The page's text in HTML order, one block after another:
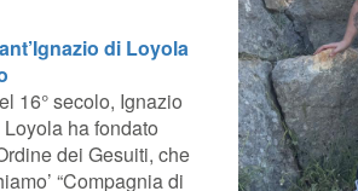
di Loyola
16° secolo, Ignazio
ha fondato
dei Gesuiti, che
“Compagnia di